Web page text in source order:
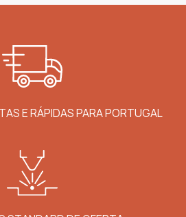
E RÁPIDAS PARA PORTUGAL